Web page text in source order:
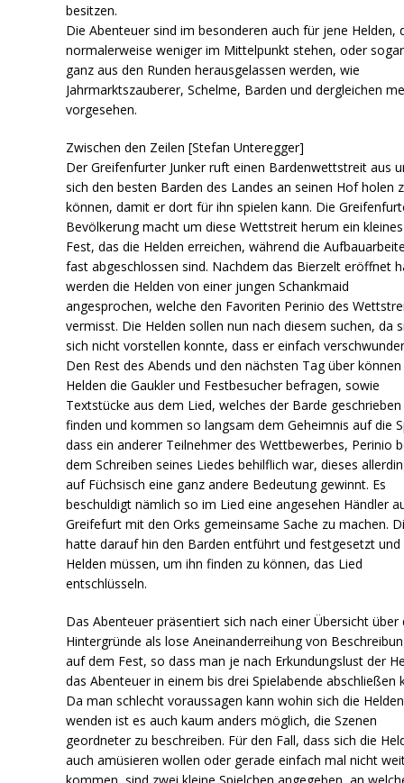
besitzen.
Die Abenteuer sind im besonderen auch für jene Helden,
normalerweise weniger im Mittelpunkt stehen, oder sogar
ganz aus den Runden herausgelassen werden, wie
Jahrmarktszauberer, Schelme, Barden und dergleichen
vorgesehen.
Zwischen den Zeilen [Stefan Unteregger]
Der Greifenfurter Junker ruft einen Bardenwettstreit aus
sich den besten Barden des Landes an seinen Hof holen
können, damit er dort für ihn spielen kann. Die
Bevölkerung macht um diese Wettstreit herum ein kleines
Fest, das die Helden erreichen, während die
fast abgeschlossen sind. Nachdem das Bierzelt eröffnet
werden die Helden von einer jungen Schankmaid
angesprochen, welche den Favoriten Perinio des
vermisst. Die Helden sollen nun nach diesem suchen, da
sich nicht vorstellen konnte, dass er einfach
Den Rest des Abends und den nächsten Tag über
Helden die Gaukler und Festbesucher befragen, sowie
Textstücke aus dem Lied, welches der Barde
finden und kommen so langsam dem Geheimnis auf die
dass ein anderer Teilnehmer des Wettbewerbes, Perinio
dem Schreiben seines Liedes behilflich war, dieses
auf Füchsisch eine ganz andere Bedeutung gewinnt. Es
beschuldigt nämlich so im Lied eine angesehen Händler
Greifefurt mit den Orks gemeinsame Sache zu machen.
hatte darauf hin den Barden entführt und festgesetzt und
Helden müssen, um ihn finden zu können, das Lied
entschlüsseln.
Das Abenteuer präsentiert sich nach einer Übersicht über
Hintergründe als lose Aneinanderreihung von
auf dem Fest, so dass man je nach Erkundungslust der
das Abenteuer in einem bis drei Spielabende abschließen
Da man schlecht voraussagen kann wohin sich die Helden
wenden ist es auch kaum anders möglich, die Szenen
geordneter zu beschreiben. Für den Fall, dass sich die
auch amüsieren wollen oder gerade einfach mal nicht